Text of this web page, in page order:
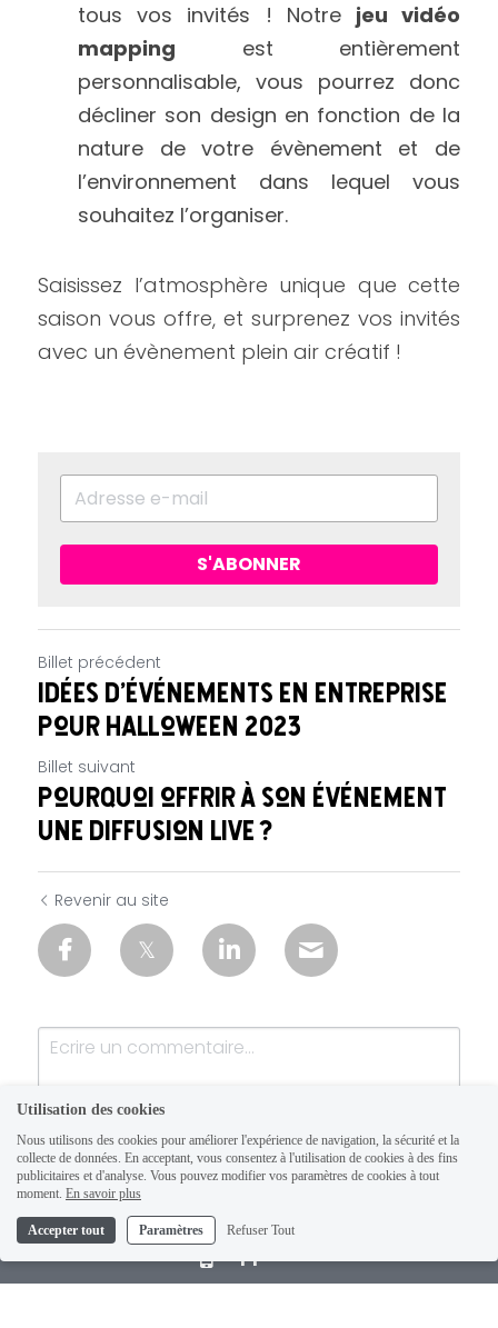
tous vos invités ! Notre jeu vidéo
mapping est entièrement
personnalisable, vous pourrez donc
décliner son design en fonction de la
nature de votre évènement et de
l’environnement dans lequel vous
souhaitez l’organiser.
Saisissez l’atmosphère unique que cette
saison vous offre, et surprenez vos invités
avec un évènement plein air créatif !
S'ABONNER
Billet précédent
Idées d'événements en entreprise
pour Halloween 2023
Billet suivant
Pourquoi offrir à son événement
une diffusion live ?
Revenir au site
Soumettre Annuler
Appelez
Utilisation des cookies
Nous utilisons des cookies pour améliorer l'expérience de navigation, la sécurité et la
collecte de données. En acceptant, vous consentez à l'utilisation de cookies à des fins
publicitaires et d'analyse. Vous pouvez modifier vos paramètres de cookies à tout
moment. En savoir plus
Accepter tout Paramètres Refuser Tout